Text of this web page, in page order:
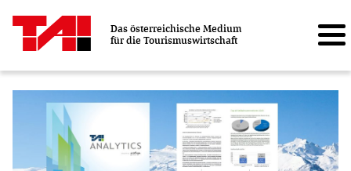
Das österreichische Medium
für die Tourismuswirtschaft